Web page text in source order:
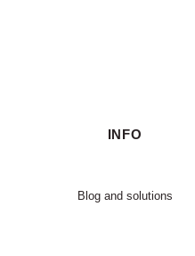
INFO
Blog and solutions